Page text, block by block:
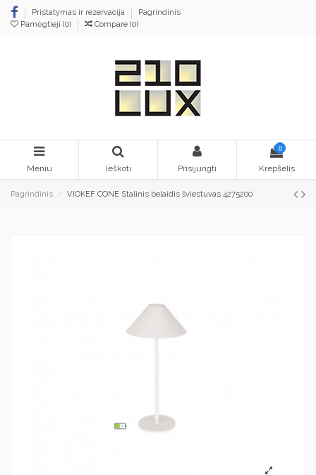
Pristatymas ir rezervacija
Pagrindinis
Pamėgtieji (0) Compare (0)
Meniu Ieškoti Prisijungti
0
Krepšelis
Pagrindinis VIOKEF CONE Stalinis belaidis šviestuvas 4275200